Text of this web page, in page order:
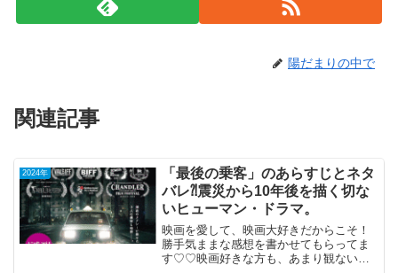
陽だまりの中で
関連記事
2024年
「最後の乗客」のあらすじとネタ
バレ⁈震災から10年後を描く切な
いヒューマン・ドラマ。
映画を愛して、映画大好きだからこそ！
勝手気ままな感想を書かせてもらってま
す♡♡映画好きな方も、あまり観ない方